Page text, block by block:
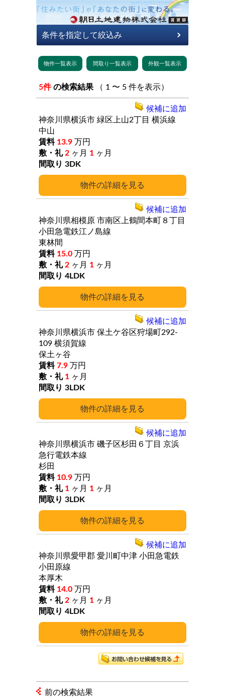
5件 の検索結果 （ 1 〜 5 件を表示）
詳細
神奈川県横浜市 緑区上山2丁目 横浜線
中山
13.9 万円
2 ヶ月 1 ヶ月
3DK
候補に追加
詳細
神奈川県相模原 市南区上鶴間本町８丁目
小田急電鉄江ノ島線
東林間
15.0 万円
2 ヶ月 1 ヶ月
4LDK
候補に追加
詳細
神奈川県横浜市 保土ケ谷区狩場町292-
109 横須賀線
保土ヶ谷
7.9 万円
1 ヶ月
3LDK
候補に追加
詳細
神奈川県横浜市 磯子区杉田６丁目 京浜
急行電鉄本線
杉田
10.9 万円
1 ヶ月 1 ヶ月
3LDK
候補に追加
詳細
神奈川県愛甲郡 愛川町中津 小田急電鉄
小田原線
本厚木
14.0 万円
2 ヶ月 1 ヶ月
4LDK
候補に追加
前の検索結果